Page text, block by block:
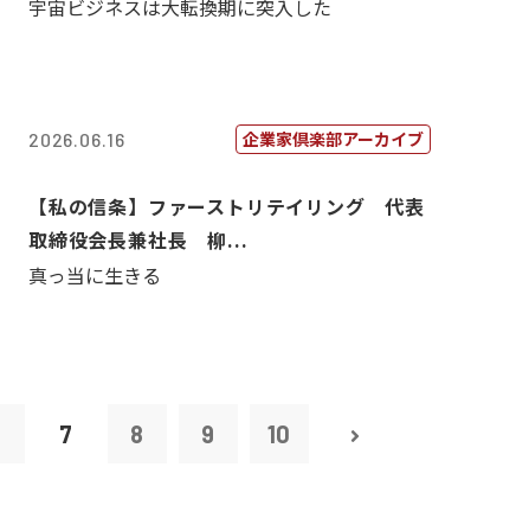
宇宙ビジネスは大転換期に突入した
2026.06.16 企業家倶楽部アーカイブ
【私の信条】ファーストリテイリング 代表
取締役会長兼社長 柳...
真っ当に生きる
7 8 9 10